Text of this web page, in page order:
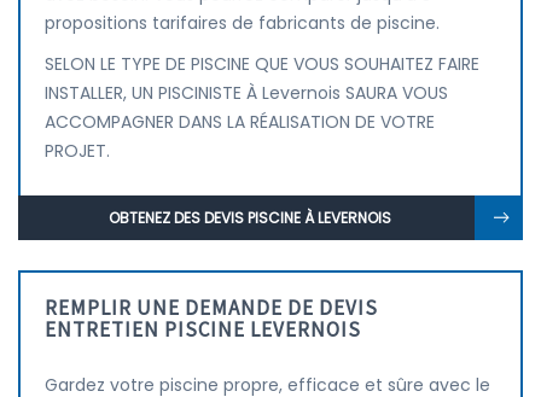
propositions tarifaires de fabricants de piscine.
SELON LE TYPE DE PISCINE QUE VOUS SOUHAITEZ FAIRE
INSTALLER, UN PISCINISTE À Levernois SAURA VOUS
ACCOMPAGNER DANS LA RÉALISATION DE VOTRE
PROJET.
OBTENEZ DES DEVIS PISCINE À LEVERNOIS
REMPLIR UNE DEMANDE DE DEVIS
ENTRETIEN PISCINE LEVERNOIS
Gardez votre piscine propre, efficace et sûre avec le